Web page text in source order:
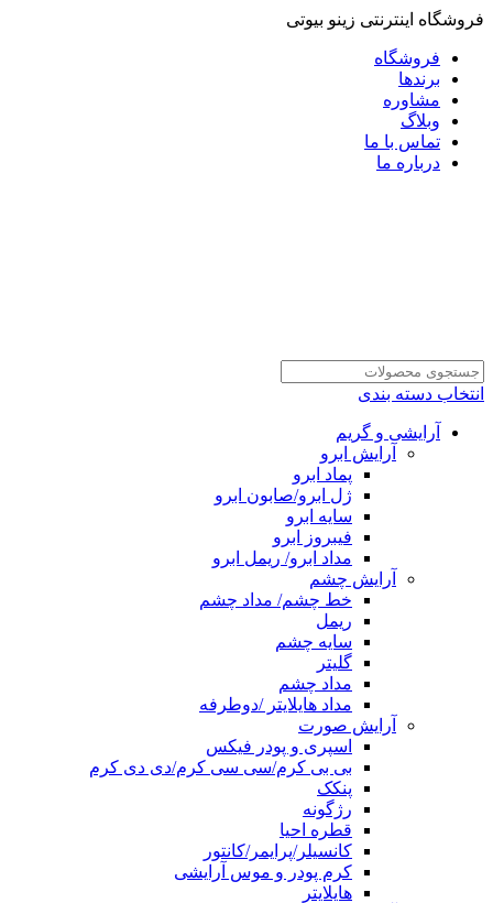
فروشگاه اینترنتی زینو بیوتی
فروشگاه
برندها
مشاوره
وبلاگ
تماس با ما
درباره ما
انتخاب دسته بندی
آرایشی و گریم
آرایش ابرو
پماد ابرو
ژل ابرو/صابون ابرو
سایه ابرو
فیبروز ابرو
مداد ابرو/ ریمل ابرو
آرایش چشم
خط چشم/ مداد چشم
ریمل
سایه چشم
گلیتر
مداد چشم
مداد هایلایتر /دوطرفه
آرایش صورت
اسپری و پودر فیکس
بی بی کرم/سی سی کرم/دی دی کرم
پنکک
رژگونه
قطره احیا
کانسیلر/پرایمر/کانتور
کرم پودر و موس آرایشی
هایلایتر